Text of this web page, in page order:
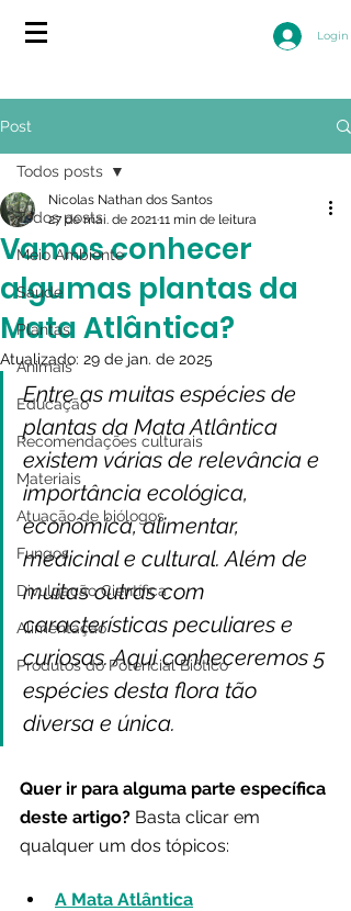
Login
Post
Todos posts
Meio Ambiente
Saúde
Plantas
Animais
Educação
Recomendações culturais
Materiais
Atuação de biólogos
Fungos
Divulgação Científica
Alimentação
Produtos do Potencial Biótico
Todos posts
Vamos conhecer
algumas plantas da
Mata Atlântica?
Nicolas Nathan dos Santos
27 de mai. de 202111 min de leitura
Atualizado: 29 de jan. de 2025
Entre as muitas espécies de
plantas da Mata Atlântica
existem várias de relevância e
importância ecológica,
econômica, alimentar,
medicinal e cultural. Além de
muitas outras com
características peculiares e
curiosas. Aqui conheceremos 5
espécies desta flora tão
diversa e única.
Quer ir para alguma parte específica
deste artigo? Basta clicar em
qualquer um dos tópicos:
A Mata Atlântica